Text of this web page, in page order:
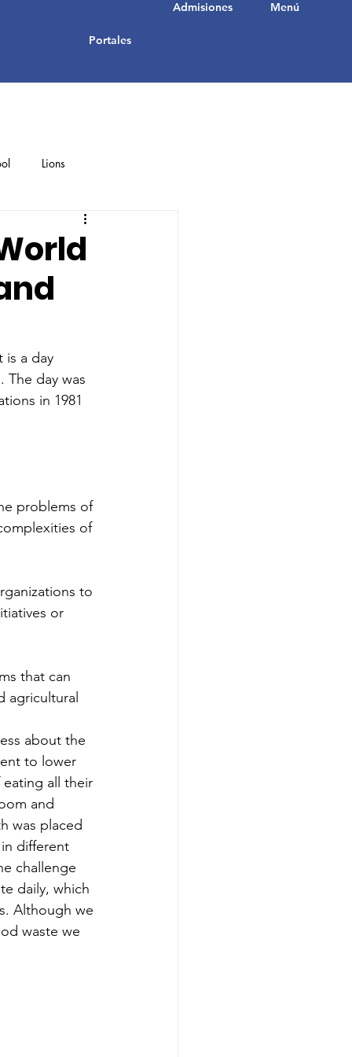
Portales
Menú
Admisiones
Lions
Student Achievements
is a day
The day was
in 1981
problems of
of
to
or
that can
agricultural
about the
to lower
all their
and
was placed
different
challenge
daily, which
Although we
waste we